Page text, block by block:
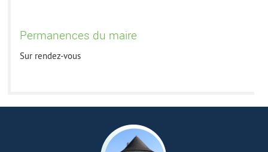
Permanences du maire
Sur rendez-vous